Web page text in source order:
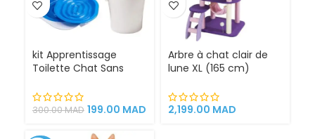
kit Apprentissage
Toilette Chat Sans
300.00MAD 199.00 MAD
Arbre à chat clair de
lune XL (165 cm)
chat griffoirs
2,199.00 MAD